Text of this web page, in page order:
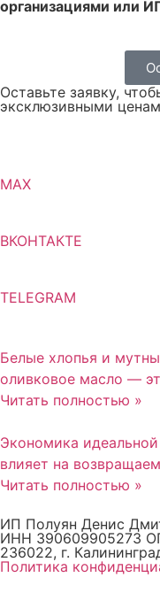
организациями или
Оставьте заявку,
эксклюзивными
MAX
ВКОНТАКТЕ
TELEGRAM
Белые хлопья и
оливковое масло —
Читать полностью »
Экономика
влияет на
Читать полностью »
ИП Полуян Денис
ИНН 390609905273
236022, г.
Политика